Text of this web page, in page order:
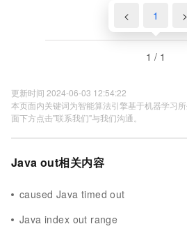
< 1 >
1 / 1
更新时间 2024-06-03 12:54:22
本页面内关键词为智能算法引擎基于机器学习
面下方点击"联系我们"与我们沟通。
Java out相关内容
caused Java timed out
Java index out range